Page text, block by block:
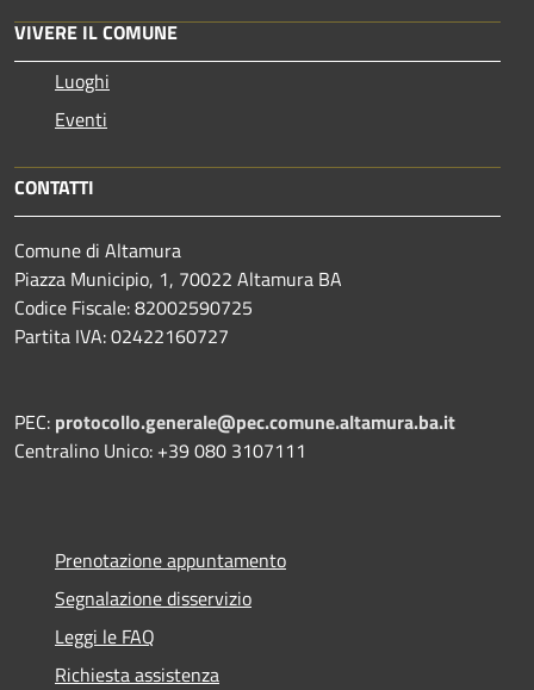
VIVERE IL COMUNE
Luoghi
Eventi
CONTATTI
Comune di Altamura
Piazza Municipio, 1, 70022 Altamura BA
Codice Fiscale: 82002590725
Partita IVA: 02422160727
PEC: protocollo.generale@pec.comune.altamura.ba.it
Centralino Unico: +39 080 3107111
Prenotazione appuntamento
Segnalazione disservizio
Leggi le FAQ
Richiesta assistenza